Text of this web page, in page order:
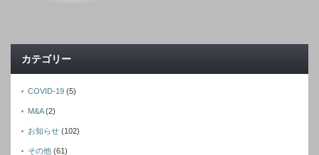
カテゴリー
COVID-19 (5)
M&A(2)
お知らせ (102)
その他 (61)